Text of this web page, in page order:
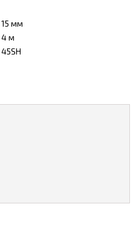
15 мм
4 м
45SH